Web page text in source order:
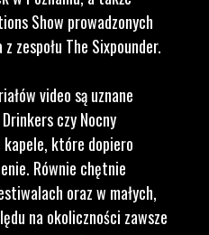
Show prowadzonych
zespołu The Sixpounder.
video są uznane
czy Nocny
kapele, które dopiero
Równie chętnie
oraz w małych,
na okoliczności zawsze